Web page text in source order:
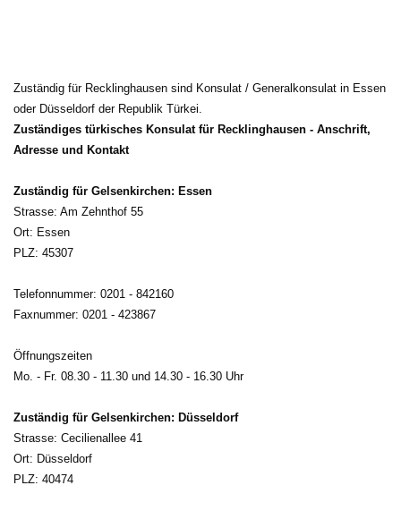
Zuständig für Recklinghausen sind Konsulat / Generalkonsulat in Essen
oder Düsseldorf der Republik Türkei.
Zuständiges türkisches Konsulat für Recklinghausen - Anschrift,
Adresse und Kontakt
Zuständig für Gelsenkirchen: Essen
Strasse: Am Zehnthof 55
Ort: Essen
PLZ: 45307
Telefonnummer: 0201 - 842160
Faxnummer: 0201 - 423867
Öffnungszeiten
Mo. - Fr. 08.30 - 11.30 und 14.30 - 16.30 Uhr
Zuständig für Gelsenkirchen: Düsseldorf
Strasse: Cecilienallee 41
Ort: Düsseldorf
PLZ: 40474